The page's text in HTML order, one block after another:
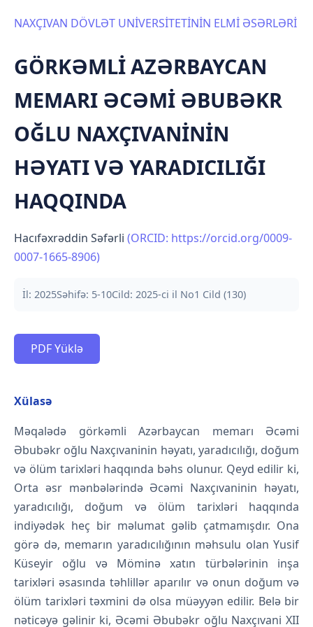
NAXÇIVAN DÖVLƏT UNİVERSİTETİNİN ELMİ ƏSƏRLƏRİ
GÖRKƏMLİ AZƏRBAYCAN
MEMARI ƏCƏMİ ƏBUBƏKR
OĞLU NAXÇIVANİNİN
HƏYATI VƏ YARADICILIĞI
HAQQINDA
Hacıfəxrəddin Səfərli (ORCID: https://orcid.org/0009-
0007-1665-8906)
İl: 2025Səhifə: 5-10Cild: 2025-ci il No1 Cild (130)
PDF Yüklə
Xülasə
Məqalədə görkəmli Azərbaycan memarı Əcəmi
Əbubəkr oğlu Naxçıvaninin həyatı, yaradıcılığı, doğum
və ölüm tarixləri haqqında bəhs olunur. Qeyd edilir ki,
Orta əsr mənbələrində Əcəmi Naxçıvaninin həyatı,
yaradıcılığı, doğum və ölüm tarixləri haqqında
indiyədək heç bir məlumat gəlib çatmamışdır. Ona
görə də, memarın yaradıcılığının məhsulu olan Yusif
Küseyir oğlu və Möminə xatın türbələrinin inşa
tarixləri əsasında təhlillər aparılır və onun doğum və
ölüm tarixləri təxmini də olsa müəyyən edilir. Belə bir
nəticəyə gəlinir ki, Əcəmi Əbubəkr oğlu Naxçıvani XII